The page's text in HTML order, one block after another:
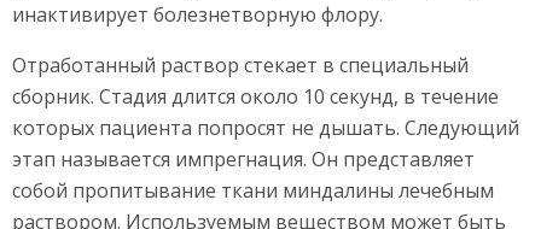
инактивирует болезнетворную флору.
Отработанный раствор стекает в специальный
сборник. Стадия длится около 10 секунд, в течение
которых пациента попросят не дышать. Следующий
этап называется импрегнация. Он представляет
собой пропитывание ткани миндалины лечебным
раствором. Используемым веществом может быть